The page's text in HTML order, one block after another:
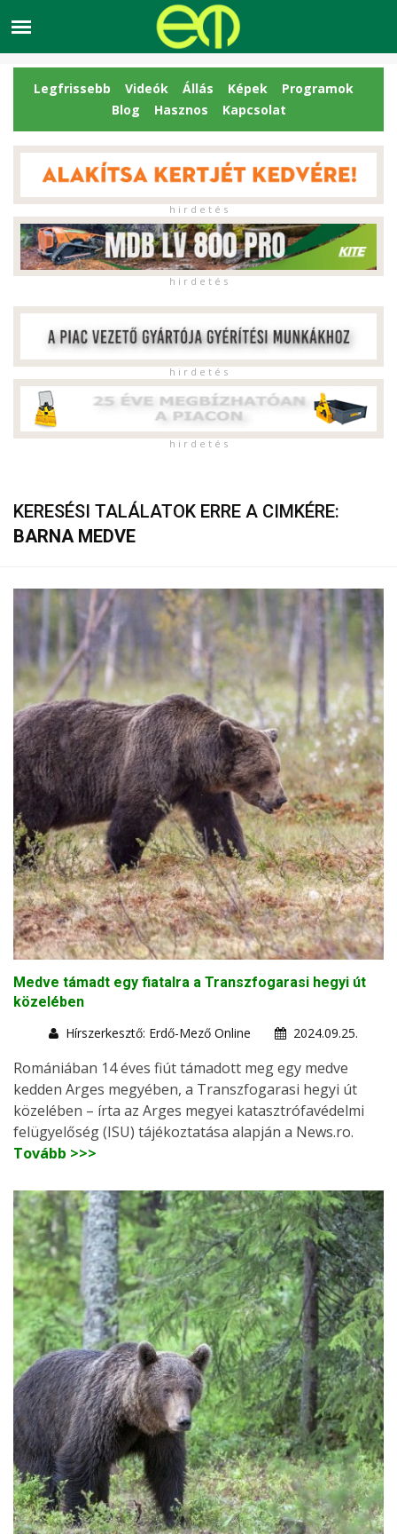
Legfrissebb Videók Állás Képek
Programok
Blog
Hasznos Kapcsolat
h i r d e t é s
h i r d e t é s
h i r d e t é s
h i r d e t é s
KERESÉSI TALÁLATOK ERRE A CIMKÉRE:
BARNA MEDVE
Medve támadt egy fiatalra a Transzfogarasi hegyi út
közelében
Hírszerkesztő: Erdő-Mező Online
2024.09.25.
Romániában 14 éves fiút támadott meg egy medve
kedden Arges megyében, a Transzfogarasi hegyi út
közelében – írta az Arges megyei katasztrófavédelmi
felügyelőség (ISU) tájékoztatása alapján a News.ro.
Tovább >>>